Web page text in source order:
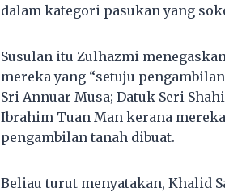
dalam kategori pasukan yang
Susulan itu Zulhazmi
mereka yang “setuju
Sri Annuar Musa; Datuk Seri
Ibrahim Tuan Man kerana
pengambilan tanah dibuat.
Beliau turut menyatakan, Khalid